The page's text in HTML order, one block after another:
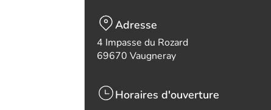
Adresse
4 Impasse du Rozard
69670 Vaugneray
Horaires d'ouverture